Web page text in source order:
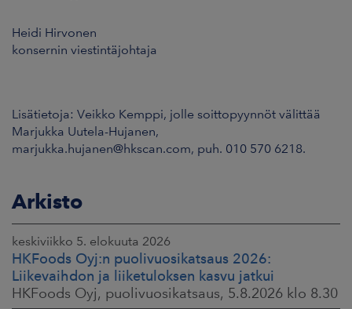
Heidi Hirvonen
konsernin viestintäjohtaja
Lisätietoja: Veikko Kemppi, jolle soittopyynnöt välittää
Marjukka Uutela-Hujanen,
marjukka.hujanen@hkscan.com, puh. 010 570 6218.
Arkisto
keskiviikko 5. elokuuta 2026
HKFoods Oyj:n puolivuosikatsaus 2026:
Liikevaihdon ja liiketuloksen kasvu jatkui
HKFoods Oyj, puolivuosikatsaus, 5.8.2026 klo 8.30